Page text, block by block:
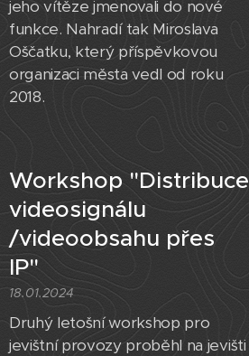
jeho vítěze jmenovali do nové
funkce. Nahradí tak Miroslava
Oščatku, který příspěvkovou
organizaci města vedl od roku
2018.
Workshop "Distribuce
videosignálu
/videoobsahu přes
IP"
18.01.2024
Druhý letošní workshop pro
jevištní provozy proběhl na jevišti